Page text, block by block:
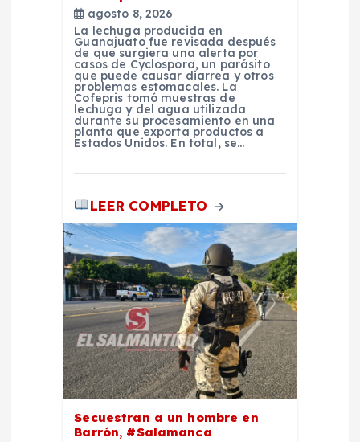
agosto 8, 2026
La lechuga producida en
Guanajuato fue revisada después
de que surgiera una alerta por
casos de Cyclospora, un parásito
que puede causar diarrea y otros
problemas estomacales. La
Cofepris tomó muestras de
lechuga y del agua utilizada
durante su procesamiento en una
planta que exporta productos a
Estados Unidos. En total, se…
LEER COMPLETO
Secuestran a un hombre en
Barrón, #Salamanca